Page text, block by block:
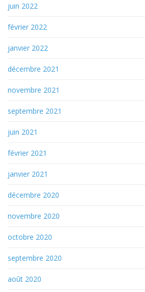
juin 2022
février 2022
janvier 2022
décembre 2021
novembre 2021
septembre 2021
juin 2021
février 2021
janvier 2021
décembre 2020
novembre 2020
octobre 2020
septembre 2020
août 2020